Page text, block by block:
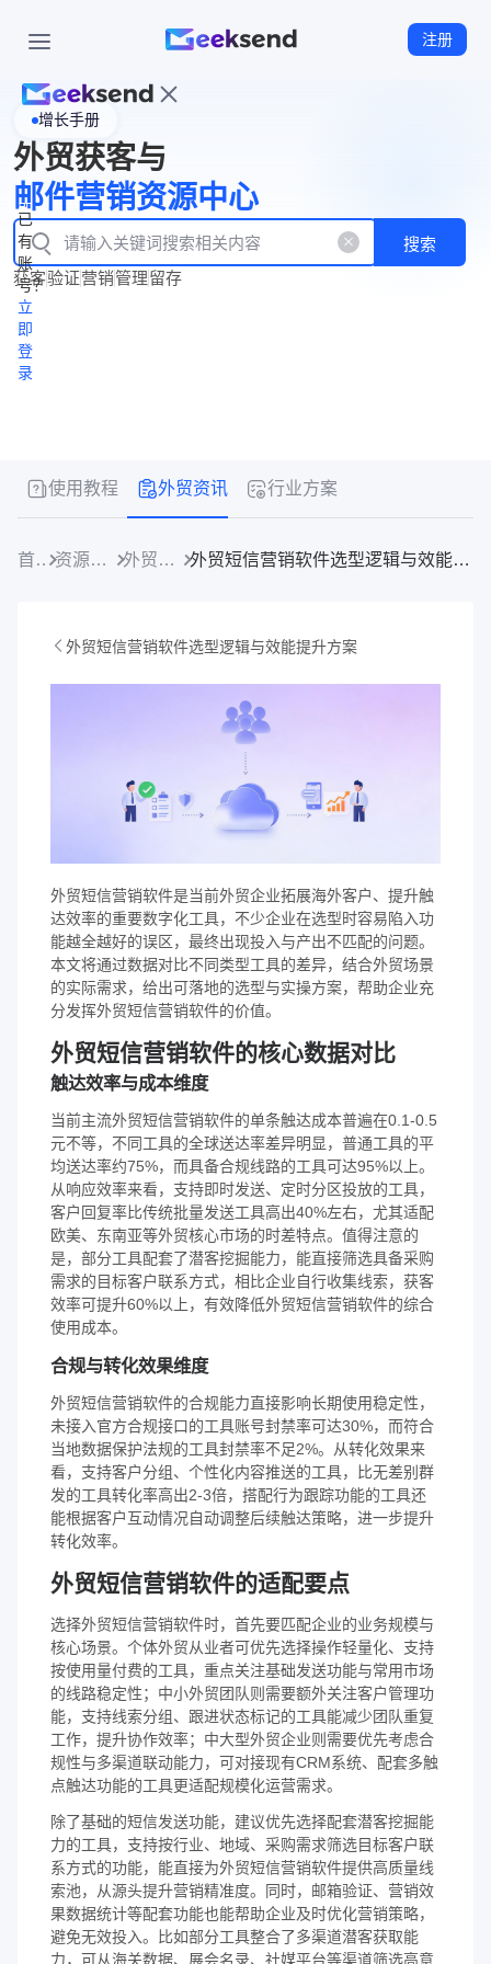
注册
页
WhatsApp
企业号
New
产
品
功
能
产
品
价
格
资
源
中
心
立
即
注
册
已
有
账
号？
立
即
登
录
增长手册
外贸获客与
邮件营销资源中心
搜索
获客验证营销管理留存
使用教程 外贸资讯 行业方案
首页 资源中心 外贸资讯 外贸短信营销软件选型逻辑与效能提升方案
外贸短信营销软件选型逻辑与效能提升方案
外贸短信营销软件是当前外贸企业拓展海外客户、提升触
达效率的重要数字化工具，不少企业在选型时容易陷入功
能越全越好的误区，最终出现投入与产出不匹配的问题。
本文将通过数据对比不同类型工具的差异，结合外贸场景
的实际需求，给出可落地的选型与实操方案，帮助企业充
分发挥外贸短信营销软件的价值。
外贸短信营销软件的核心数据对比
触达效率与成本维度
当前主流外贸短信营销软件的单条触达成本普遍在0.1-0.5
元不等，不同工具的全球送达率差异明显，普通工具的平
均送达率约75%，而具备合规线路的工具可达95%以上。
从响应效率来看，支持即时发送、定时分区投放的工具，
客户回复率比传统批量发送工具高出40%左右，尤其适配
欧美、东南亚等外贸核心市场的时差特点。值得注意的
是，部分工具配套了潜客挖掘能力，能直接筛选具备采购
需求的目标客户联系方式，相比企业自行收集线索，获客
效率可提升60%以上，有效降低外贸短信营销软件的综合
使用成本。
合规与转化效果维度
外贸短信营销软件的合规能力直接影响长期使用稳定性，
未接入官方合规接口的工具账号封禁率可达30%，而符合
当地数据保护法规的工具封禁率不足2%。从转化效果来
看，支持客户分组、个性化内容推送的工具，比无差别群
发的工具转化率高出2-3倍，搭配行为跟踪功能的工具还
能根据客户互动情况自动调整后续触达策略，进一步提升
转化效率。
外贸短信营销软件的适配要点
选择外贸短信营销软件时，首先要匹配企业的业务规模与
核心场景。个体外贸从业者可优先选择操作轻量化、支持
按使用量付费的工具，重点关注基础发送功能与常用市场
的线路稳定性；中小外贸团队则需要额外关注客户管理功
能，支持线索分组、跟进状态标记的工具能减少团队重复
工作，提升协作效率；中大型外贸企业则需要优先考虑合
规性与多渠道联动能力，可对接现有CRM系统、配套多触
点触达功能的工具更适配规模化运营需求。
除了基础的短信发送功能，建议优先选择配套潜客挖掘能
力的工具，支持按行业、地域、采购需求筛选目标客户联
系方式的功能，能直接为外贸短信营销软件提供高质量线
索池，从源头提升营销精准度。同时，邮箱验证、营销效
果数据统计等配套功能也能帮助企业及时优化营销策略，
避免无效投入。比如部分工具整合了多渠道潜客获取能
力，可从海关数据、展会名录、社媒平台等渠道筛选高意